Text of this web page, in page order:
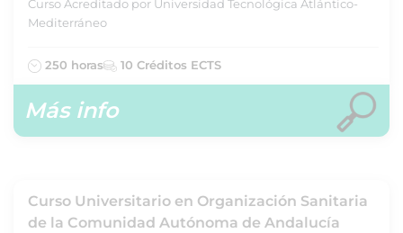
Curso Acreditado por Universidad Tecnológica Atlántico-
Mediterráneo
250 horas 10 Créditos ECTS
Más info
Curso Universitario en Organización Sanitaria
de la Comunidad Autónoma de Andalucía